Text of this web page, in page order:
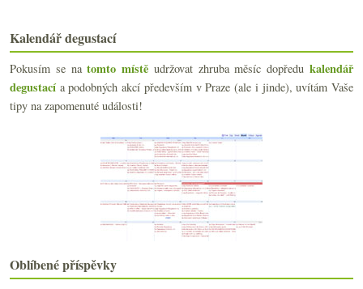
Bottled Alive bude a láhev Big Nature White
Vinařství Lucashof a chutný Riesling z Forstu
Claude Taittinger, St.Emilion, LVMH a křečci
Girolamo Russo a dvakrát krásná červená Etna
Když Saint Amour není jen na Valentýna…
Salon vín 2022, bubliny a minimální cena vína
Restaurace Danu a výtečná maďarská frankovka
Velký GG Riesling od Ratzenbergera
►2018(240)
►2017(240)
Kalendář degustací
Pokusím se natomto místě udržovat zhruba měsíc dopředukalendář
degustacía podobných akcí především v Praze (ale i jinde), uvítám Vaše
tipy na zapomenuté události!
Oblíbené příspěvky